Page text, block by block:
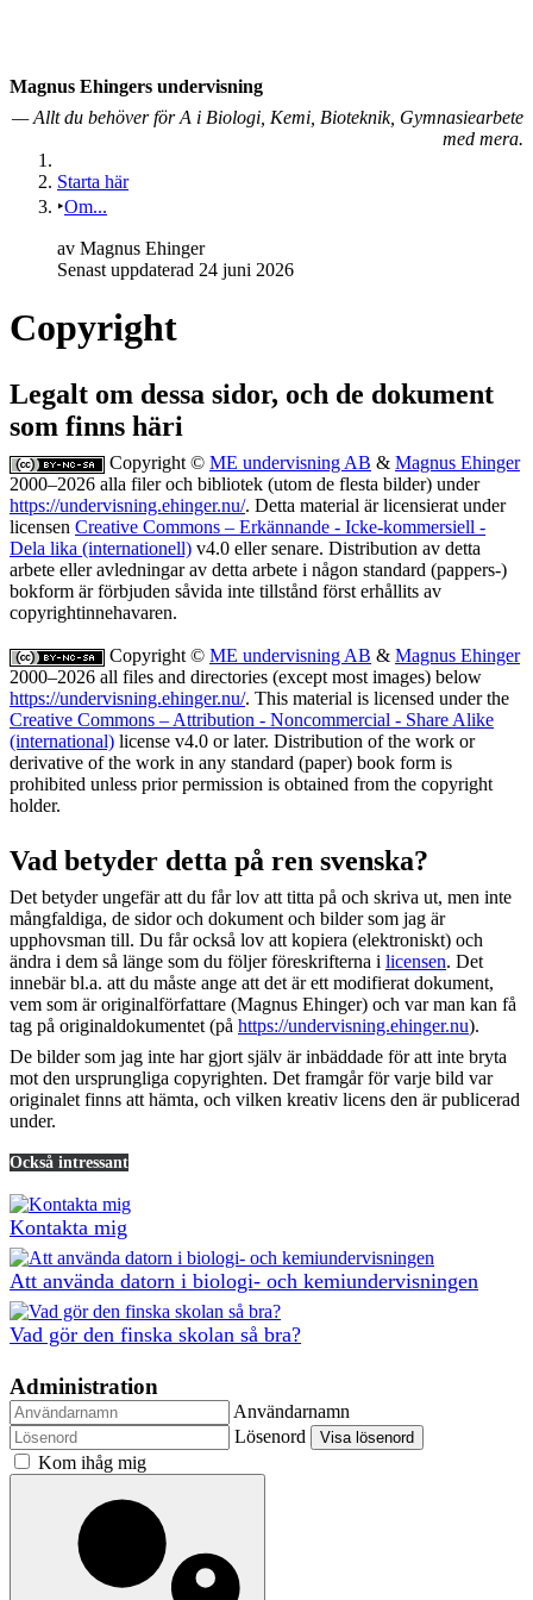
Magnus Ehingers under­visning
— Allt du behöver för A i Biologi, Kemi, Bioteknik, Gymnasiearbete
med mera.
Starta här
Om...
av Magnus Ehinger
Senast uppdaterad 24 juni 2026
Copyright
Legalt om dessa sidor, och de dokument
som finns häri
Copyright © ME undervisning AB & Magnus Ehinger
2000–2026 alla filer och bibliotek (utom de flesta bilder) under
https://undervisning.ehinger.nu/. Detta material är licensierat under
licensen Creative Commons – Erkännande - Icke-kommersiell -
Dela lika (internationell) v4.0 eller senare. Distribution av detta
arbete eller avledningar av detta arbete i någon standard (pappers-)
bokform är förbjuden såvida inte tillstånd först erhållits av
copyrightinnehavaren.
Copyright © ME undervisning AB & Magnus Ehinger
2000–2026 all files and directories (except most images) below
https://undervisning.ehinger.nu/. This material is licensed under the
Creative Commons – Attribution - Noncommercial - Share Alike
(international) license v4.0 or later. Distribution of the work or
derivative of the work in any standard (paper) book form is
prohibited unless prior permission is obtained from the copyright
holder.
Vad betyder detta på ren svenska?
Det betyder ungefär att du får lov att titta på och skriva ut, men inte
mångfaldiga, de sidor och dokument och bilder som jag är
upphovsman till. Du får också lov att kopiera (elektroniskt) och
ändra i dem så länge som du följer föreskrifterna i licensen. Det
innebär bl.a. att du måste ange att det är ett modifierat dokument,
vem som är originalförfattare (Magnus Ehinger) och var man kan få
tag på originaldokumentet (på https://undervisning.ehinger.nu).
De bilder som jag inte har gjort själv är inbäddade för att inte bryta
mot den ursprungliga copyrighten. Det framgår för varje bild var
originalet finns att hämta, och vilken kreativ licens den är publicerad
under.
Också intressant
Kontakta mig
Att använda datorn i biologi- och kemiundervisningen
Vad gör den finska skolan så bra?
Administration
Användarnamn
Lösenord
Visa lösenord
Kom ihåg mig